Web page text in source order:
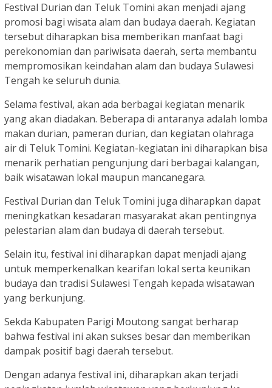
Festival Durian dan Teluk Tomini akan menjadi ajang
promosi bagi wisata alam dan budaya daerah. Kegiatan
tersebut diharapkan bisa memberikan manfaat bagi
perekonomian dan pariwisata daerah, serta membantu
mempromosikan keindahan alam dan budaya Sulawesi
Tengah ke seluruh dunia.
Selama festival, akan ada berbagai kegiatan menarik
yang akan diadakan. Beberapa di antaranya adalah lomba
makan durian, pameran durian, dan kegiatan olahraga
air di Teluk Tomini. Kegiatan-kegiatan ini diharapkan bisa
menarik perhatian pengunjung dari berbagai kalangan,
baik wisatawan lokal maupun mancanegara.
Festival Durian dan Teluk Tomini juga diharapkan dapat
meningkatkan kesadaran masyarakat akan pentingnya
pelestarian alam dan budaya di daerah tersebut.
Selain itu, festival ini diharapkan dapat menjadi ajang
untuk memperkenalkan kearifan lokal serta keunikan
budaya dan tradisi Sulawesi Tengah kepada wisatawan
yang berkunjung.
Sekda Kabupaten Parigi Moutong sangat berharap
bahwa festival ini akan sukses besar dan memberikan
dampak positif bagi daerah tersebut.
Dengan adanya festival ini, diharapkan akan terjadi